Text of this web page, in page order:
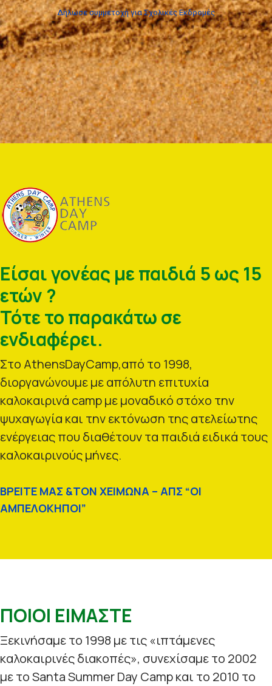
Δήλωσε συμμετοχή για Σχολικές Εκδρομές
Είσαι γονέας με παιδιά 5 ως 15
ετών ?
Τότε το παρακάτω σε
ενδιαφέρει.
Στο AthensDayCamp,από το 1998,
διοργανώνουμε με απόλυτη επιτυχία
καλοκαιρινά camp με μοναδικό στόχο την
ψυχαγωγία και την εκτόνωση της ατελείωτης
ενέργειας που διαθέτουν τα παιδιά ειδικά τους
καλοκαιρινούς μήνες.
ΒΡΕΙΤΕ ΜΑΣ &ΤΟΝ ΧΕΙΜΩΝΑ – ΑΠΣ “ΟΙ
ΑΜΠΕΛΟΚΗΠΟΙ”
ΠΟΙΟΙ ΕΙΜΑΣΤΕ
Ξεκινήσαμε το 1998 με τις «ιπτάμενες
καλοκαιρινές διακοπές», συνεχίσαμε το 2002
με το Santa Summer Day Camp και το 2010 το